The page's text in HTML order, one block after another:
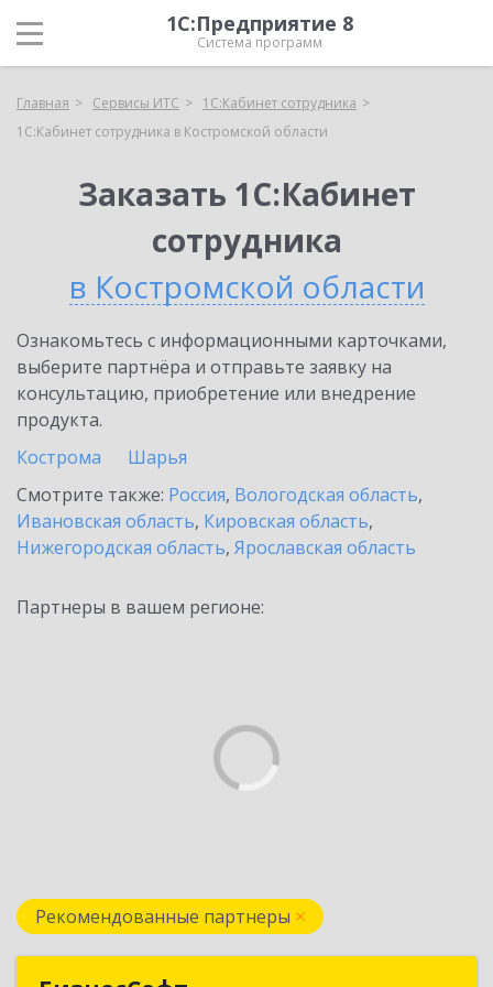
1С:Предприятие 8
Система программ
Главная Сервисы ИТС
1С:Кабинет сотрудника
1С:Кабинет сотрудника в Костромской области
Заказать 1С:Кабинет
сотрудника
в Костромской области
Ознакомьтесь с информационными карточками,
выберите партнёра и отправьте заявку на
консультацию, приобретение или внедрение
продукта.
Кострома
Шарья
Смотрите также: Россия, Вологодская область,
Ивановская область, Кировская область,
Нижегородская область, Ярославская область
Партнеры в вашем регионе:
Рекомендованные партнеры